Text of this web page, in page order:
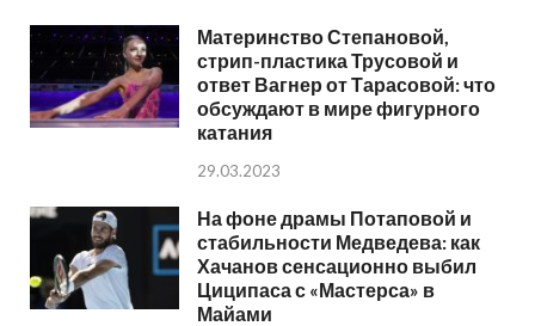
Материнство Степановой,
стрип-пластика Трусовой и
ответ Вагнер от Тарасовой: что
обсуждают в мире фигурного
катания
29.03.2023
На фоне драмы Потаповой и
стабильности Медведева: как
Хачанов сенсационно выбил
Циципаса с «Мастерса» в
Майами